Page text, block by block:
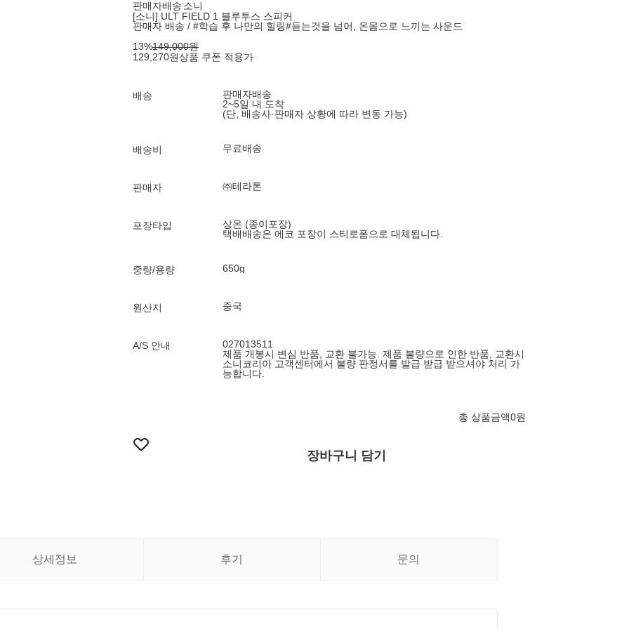
판매자배송 소니
[소니] ULT FIELD 1 블루투스 스피커
판매자 배송 / #학습 후 나만의 힐링#듣는것을 넘어, 온몸으로 느끼는 사운드
13%149,000원
129,270원상품 쿠폰 적용가
배송
판매자배송
2~5일 내 도착
(단, 배송사·판매자 상황에 따라 변동 가능)
배송비 무료배송
판매자 ㈜테라톤
포장타입
상온 (종이포장)
택배배송은 에코 포장이 스티로폼으로 대체됩니다.
중량/용량 650g
원산지 중국
A/S 안내
027013511
제품 개봉시 변심 반품, 교환 불가능. 제품 불량으로 인한 반품, 교환시
소니코리아 고객센터에서 불량 판정서를 발급 받급 받으셔야 처리 가
능합니다.
총 상품금액0원
장바구니 담기
상세정보 후기 문의